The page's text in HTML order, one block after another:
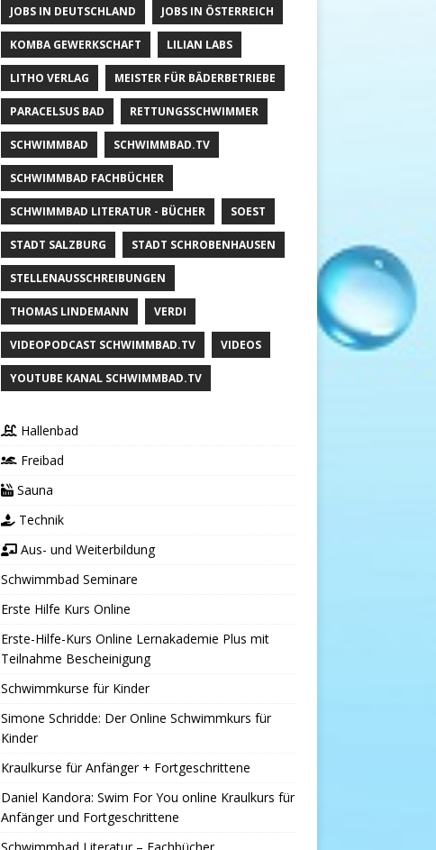
JOBS IN DEUTSCHLAND JOBS IN ÖSTERREICH
KOMBA GEWERKSCHAFT LILIAN LABS
LITHO VERLAG MEISTER FÜR BÄDERBETRIEBE
PARACELSUS BAD RETTUNGSSCHWIMMER
SCHWIMMBAD SCHWIMMBAD.TV
SCHWIMMBAD FACHBÜCHER
SCHWIMMBAD LITERATUR - BÜCHER SOEST
STADT SALZBURG STADT SCHROBENHAUSEN
STELLENAUSSCHREIBUNGEN
THOMAS LINDEMANN VERDI
VIDEOPODCAST SCHWIMMBAD.TV VIDEOS
YOUTUBE KANAL SCHWIMMBAD.TV
Hallenbad
Freibad
Sauna
Technik
Aus- und Weiterbildung
Schwimmbad Seminare
Erste Hilfe Kurs Online
Erste-Hilfe-Kurs Online Lernakademie Plus mit
Teilnahme Bescheinigung
Schwimmkurse für Kinder
Simone Schridde: Der Online Schwimmkurs für
Kinder
Kraulkurse für Anfänger + Fortgeschrittene
Daniel Kandora: Swim For You online Kraulkurs für
Anfänger und Fortgeschrittene
Schwimmbad Literatur – Fachbücher